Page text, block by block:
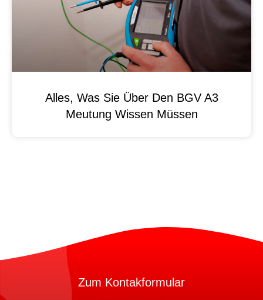
Alles, Was Sie Über Den BGV A3
Meutung Wissen Müssen
Zum Kontakformular